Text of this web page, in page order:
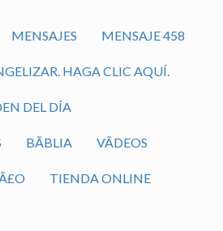
MENSAJES MENSAJE 458
HAGA CLIC AQUÍ.
DEL DÍA
BÃ­BLIA VÃ­DEOS
TIENDA ONLINE